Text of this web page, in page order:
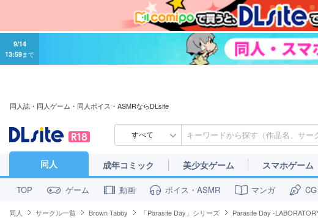
9/14
13:59まで
同人誌・同人ゲーム・同人ボイス・ASMRならDLsite
すべて
同人 成年コミック 美少女ゲーム スマホゲーム
TOP ゲーム 動画 ボイス・ASMR マンガ
同人 サークル一覧 Brown Tabby 「Parasite Day」シリーズ Parasite Day -